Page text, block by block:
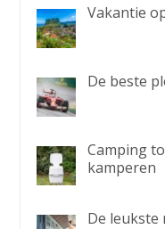
Vakantie
De beste
Camping
kamperen
De leukste